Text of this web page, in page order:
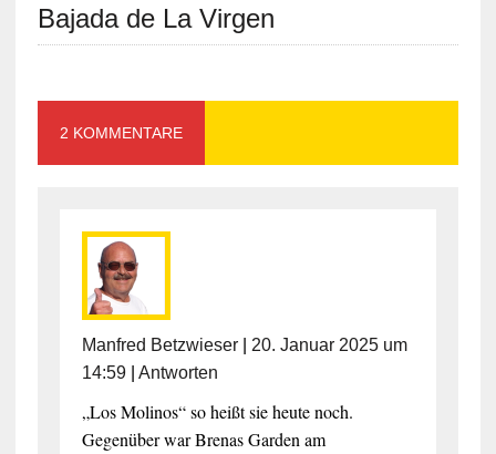
Bajada de La Virgen
2 KOMMENTARE
Manfred Betzwieser| 20. Januar 2025 um
14:59| Antworten
„Los Molinos“ so heißt sie heute noch.
Gegenüber war Brenas Garden am